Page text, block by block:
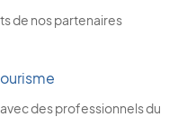
de nos partenaires
des professionnels du